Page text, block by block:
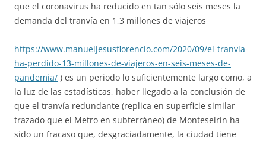
que el coronavirus ha reducido en tan sólo seis meses la
demanda del tranvía en 1,3 millones de viajeros
https://www.manueljesusflorencio.com/2020/09/el-tranvia-
ha-perdido-13-millones-de-viajeros-en-seis-meses-de-
pandemia/ ) es un periodo lo suficientemente largo como, a
la luz de las estadísticas, haber llegado a la conclusión de
que el tranvía redundante (replica en superficie similar
trazado que el Metro en subterráneo) de Monteseirín ha
sido un fracaso que, desgraciadamente, la ciudad tiene